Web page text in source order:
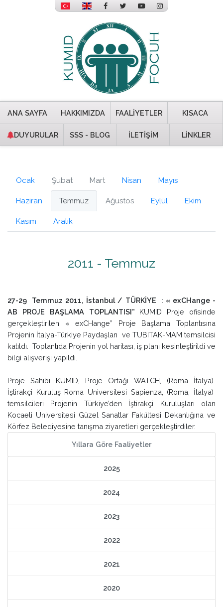
ANA SAYFA HAKKIMIZDA FAALİYETLER KISACA
DUYURULAR SSS - BLOG İLETİŞİM LİNKLER
Ocak Şubat Mart Nisan Mayıs
Haziran Temmuz Ağustos Eylül Ekim
Kasım Aralık
2011 - Temmuz
27-29 Temmuz 2011, İstanbul / TÜRKİYE : « exCHange -
AB PROJE BAŞLAMA TOPLANTISI” KUMID Proje ofisinde
gerçekleştirilen « exCHange” Proje Başlama Toplantısına
Projenin İtalya-Türkiye Paydaşları ve TUBITAK-MAM temsilcisi
katıldı. Toplantıda Projenin yol haritası, iş planı kesinleştirildi ve
bilgi alışverişi yapıldı.
Proje Sahibi KUMID, Proje Ortağı WATCH, (Roma İtalya)
İştirakçi Kuruluş Roma Üniversitesi Sapienza, (Roma, İtalya)
temsilcileri Projenin Türkiye’den İştirakçi Kuruluşları olan
Kocaeli Üniversitesi Güzel Sanatlar Fakültesi Dekanlığına ve
Körfez Belediyesine tanışma ziyaretleri gerçekleştirdiler.
Yıllara Göre Faaliyetler
2025
2024
2023
2022
2021
2020